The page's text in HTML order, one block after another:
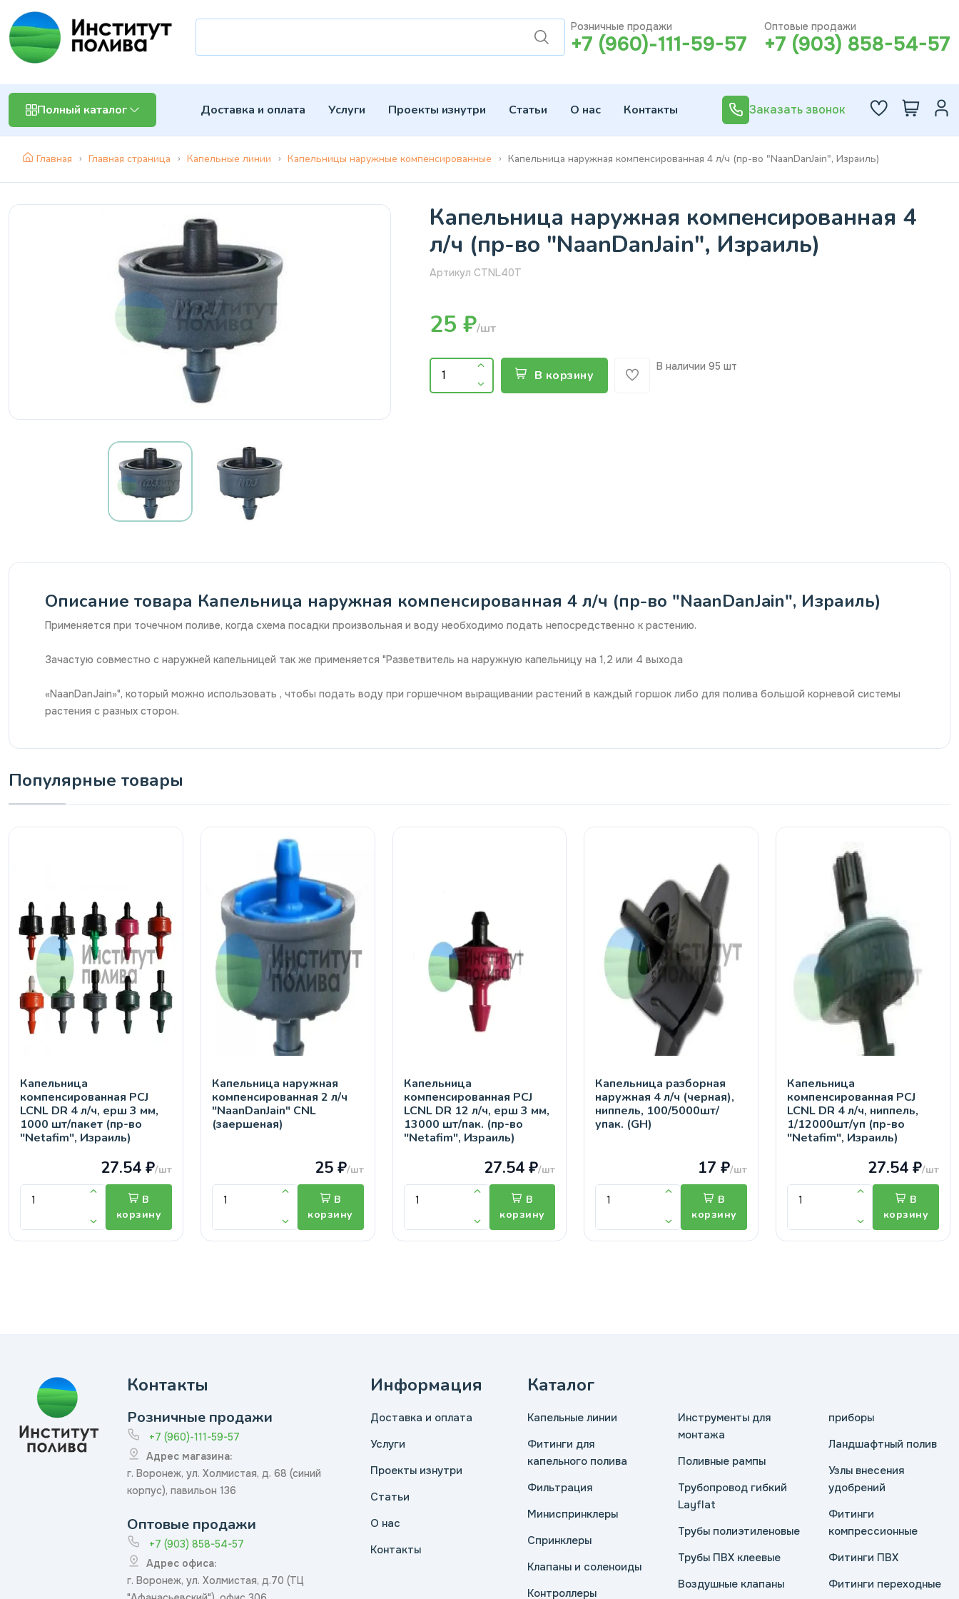
Розничные продажи
+7 (960)-111-59-57
Оптовые продажи
+7 (903) 858-54-57
Полный каталог Доставка и оплата Услуги Проекты изнутри Статьи О нас Контакты Заказать звонок
Главная Главная страница Капельные линии Капельницы наружные компенсированные Капельница наружная компенсированная 4 л/ч (пр-во "NaanDanJain", Израиль)
Капельница наружная компенсированная 4
л/ч (пр-во "NaanDanJain", Израиль)
Артикул CTNL40T
25 ₽/шт
В корзину
В наличии 95 шт
Описание товара Капельница наружная компенсированная 4 л/ч (пр-во "NaanDanJain", Израиль)
Применяется при точечном поливе, когда схема посадки произвольная и воду необходимо подать непосредственно к растению.
Зачастую совместно с наружней капельницей так же применяется "Разветвитель на наружную капельницу на 1,2 или 4 выхода
«NaanDanJain»", который можно использовать , чтобы подать воду при горшечном выращивании растений в каждый горшок либо для полива большой корневой системы
растения с разных сторон.
Популярные товары
Капельница
компенсированная PCJ
LCNL DR 4 л/ч, ерш 3 мм,
1000 шт/пакет (пр-во
"Netafim", Израиль)
27.54 ₽/шт
В
корзину
Капельница наружная
компенсированная 2 л/ч
"NaanDanJain" CNL
(заершеная)
25 ₽/шт
В
корзину
Капельница
компенсированная PCJ
LCNL DR 12 л/ч, ерш 3 мм,
13000 шт/пак. (пр-во
"Netafim", Израиль)
27.54 ₽/шт
В
корзину
Капельница разборная
наружная 4 л/ч (черная),
ниппель, 100/5000шт/
упак. (GH)
17 ₽/шт
В
корзину
Капельница
компенсированная PCJ
LCNL DR 4 л/ч, ниппель,
1/12000шт/уп (пр-во
"Netafim", Израиль)
27.54 ₽/шт
В
корзину
Контакты
Розничные продажи
+7 (960)-111-59-57
Адрес магазина:
г. Воронеж, ул. Холмистая, д. 68 (синий
корпус), павильон 136
Оптовые продажи
+7 (903) 858-54-57
Адрес офиса:
г. Воронеж, ул. Холмистая, д.70 (ТЦ
Информация
Доставка и оплата
Услуги
Проекты изнутри
Статьи
О нас
Контакты
Каталог
Капельные линии
Фитинги для
капельного полива
Фильтрация
Миниспринклеры
Спринклеры
Клапаны и соленоиды
Контроллеры
Инструменты для
монтажа
Поливные рампы
Трубопровод гибкий
Layflat
Трубы полиэтиленовые
Трубы ПВХ клеевые
Воздушные клапаны
приборы
Ландшафтный полив
Узлы внесения
удобрений
Фитинги
компрессионные
Фитинги ПВХ
Фитинги переходные